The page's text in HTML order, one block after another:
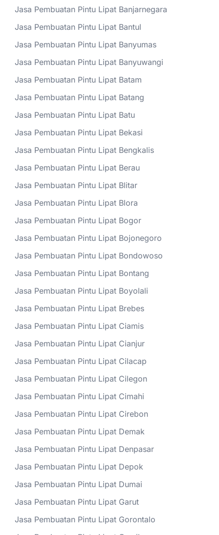
Jasa Pembuatan Pintu Lipat Banjarnegara
Jasa Pembuatan Pintu Lipat Bantul
Jasa Pembuatan Pintu Lipat Banyumas
Jasa Pembuatan Pintu Lipat Banyuwangi
Jasa Pembuatan Pintu Lipat Batam
Jasa Pembuatan Pintu Lipat Batang
Jasa Pembuatan Pintu Lipat Batu
Jasa Pembuatan Pintu Lipat Bekasi
Jasa Pembuatan Pintu Lipat Bengkalis
Jasa Pembuatan Pintu Lipat Berau
Jasa Pembuatan Pintu Lipat Blitar
Jasa Pembuatan Pintu Lipat Blora
Jasa Pembuatan Pintu Lipat Bogor
Jasa Pembuatan Pintu Lipat Bojonegoro
Jasa Pembuatan Pintu Lipat Bondowoso
Jasa Pembuatan Pintu Lipat Bontang
Jasa Pembuatan Pintu Lipat Boyolali
Jasa Pembuatan Pintu Lipat Brebes
Jasa Pembuatan Pintu Lipat Ciamis
Jasa Pembuatan Pintu Lipat Cianjur
Jasa Pembuatan Pintu Lipat Cilacap
Jasa Pembuatan Pintu Lipat Cilegon
Jasa Pembuatan Pintu Lipat Cimahi
Jasa Pembuatan Pintu Lipat Cirebon
Jasa Pembuatan Pintu Lipat Demak
Jasa Pembuatan Pintu Lipat Denpasar
Jasa Pembuatan Pintu Lipat Depok
Jasa Pembuatan Pintu Lipat Dumai
Jasa Pembuatan Pintu Lipat Garut
Jasa Pembuatan Pintu Lipat Gorontalo